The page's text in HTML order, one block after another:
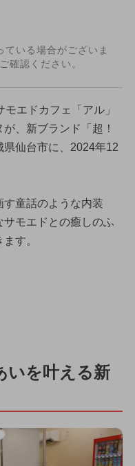
いる場合がございま
確認ください。
エドカフェ「アル」
、新ブランド「超！
仙台市に、2024年12
童話のような内装
モエドとの癒しのふ
す。
いを叶える新